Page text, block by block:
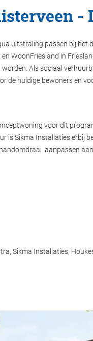
-
uitstraling passen bij het
WoonFriesland in
Als sociaal
huidige bewoners en
voor dit
is Sikma Installaties erbij
aanpassen
Sikma Installaties,